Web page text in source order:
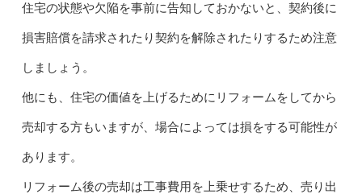
住宅の状態や欠陥を事前に告知しておかないと、契約後に
損害賠償を請求されたり契約を解除されたりするため注意
しましょう。
他にも、住宅の価値を上げるためにリフォームをしてから
売却する方もいますが、場合によっては損をする可能性が
あります。
リフォーム後の売却は工事費用を上乗せするため、売り出